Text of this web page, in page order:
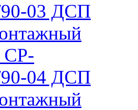
03 ДСП
СР-
04 ДСП